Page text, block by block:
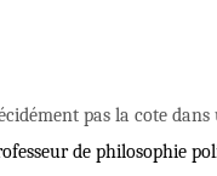
pas la cote
de philosophie